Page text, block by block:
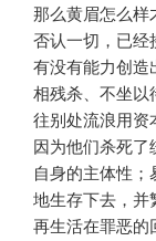
那么黄眉怎么样
否认一切，已经
有没有能力创造
相残杀、不坐以
往别处流浪用资
因为他们杀死了
自身的主体性
地生存下去，并
再生活在罪恶的